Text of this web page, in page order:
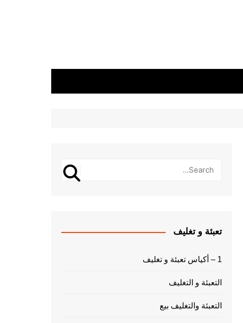
تعبئة و تغليف
1 – أكياس تعبئة و تغليف
التعبئة و التغليف
التعبئة والتغليف بيع